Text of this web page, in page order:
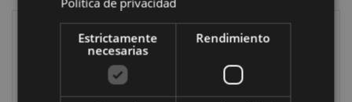
COMPARAR
Estrictamente
necesarias
Rendimiento